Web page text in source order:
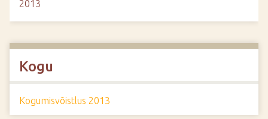
2013
Kogu
Kogumisvõistlus 2013